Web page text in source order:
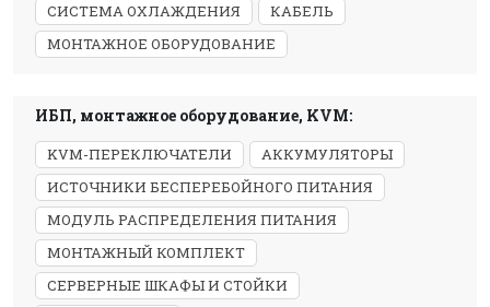
СИСТЕМА ОХЛАЖДЕНИЯ
КАБЕЛЬ
МОНТАЖНОЕ ОБОРУДОВАНИЕ
ИБП, монтажное оборудование, KVM:
KVM-ПЕРЕКЛЮЧАТЕЛИ
АККУМУЛЯТОРЫ
ИСТОЧНИКИ БЕСПЕРЕБОЙНОГО ПИТАНИЯ
МОДУЛЬ РАСПРЕДЕЛЕНИЯ ПИТАНИЯ
МОНТАЖНЫЙ КОМПЛЕКТ
СЕРВЕРНЫЕ ШКАФЫ И СТОЙКИ